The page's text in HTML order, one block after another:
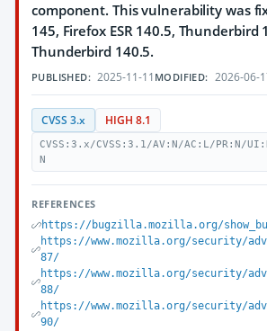
component. This vulnerability was
145, Firefox ESR 140.5, Thunderbird
Thunderbird 140.5.
PUBLISHED: 2025-11-11 MODIFIED: 2026-06-
CVSS 3.x HIGH 8.1
CVSS:3.x/CVSS:3.1/AV:N/AC:L/PR:N/
N
REFERENCES
https://bugzilla.mozilla.org/
https://www.mozilla.org/security/
87/
https://www.mozilla.org/security/
88/
https://www.mozilla.org/security/
90/